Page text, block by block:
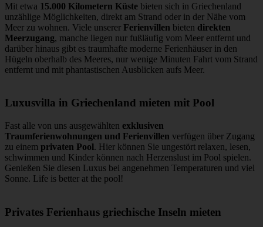
Mit etwa 15.000 Kilometern Küste bieten sich in Griechenland
unzählige Möglichkeiten, direkt am Strand oder in der Nähe vom
Meer zu wohnen. Viele unserer Ferienvillen bieten direkten
Meerzugang, manche liegen nur fußläufig vom Meer entfernt und
darüber hinaus gibt es traumhafte moderne Ferienhäuser in den
Hügeln oberhalb des Meeres, nur wenige Minuten Fahrt vom Strand
entfernt und mit phantastischen Ausblicken aufs Meer.
Luxusvilla in Griechenland mieten mit Pool
Fast alle von uns ausgewählten exklusiven
Traumferienwohnungen und Ferienvillen verfügen über Zugang
zu einem privaten Pool. Hier können Sie ungestört relaxen, lesen,
schwimmen und Kinder können nach Herzenslust im Pool spielen.
Genießen Sie diesen Luxus bei angenehmen Temperaturen und viel
Sonne. Life is better at the pool!
Privates Ferienhaus griechische Inseln mieten